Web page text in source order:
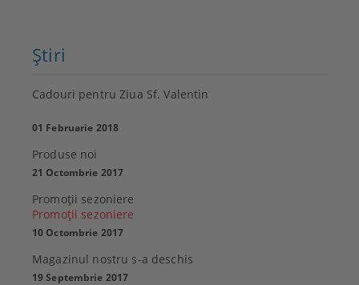
Ştiri
Cadouri pentru Ziua Sf. Valentin
01 Februarie 2018
Produse noi
21 Octombrie 2017
Promoţii sezoniere
Promoţii sezoniere
10 Octombrie 2017
Magazinul nostru s-a deschis
19 Septembrie 2017